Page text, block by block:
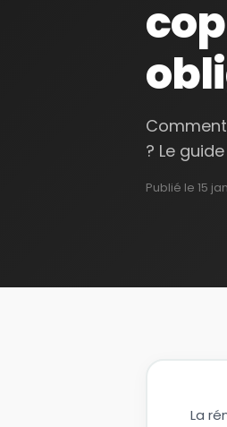
? Le
Publié le 15
La